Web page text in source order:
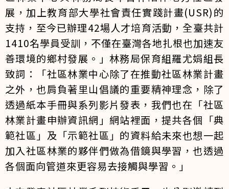
展，加上教育部大學社會責任實踐計畫(USR)的
支持，至今已辦理42場人才培育活動，全臺共計
1410名學員受訓，不僅在臺灣各地扎根也加速友
善環境的鄉村發展。」林務局保育組羅尤娟組長
致詞：「社區林業中心除了在推動社區林業計畫
之外，也肩負著里山倡議的重要精神理念，除了
透過紙本手冊與系列影片發表，我們也在「社區
林業計畫申辦資訊網」網站裡面，提共各個「典
範社區」及「示範社區」的資料給未來也想一起
加入社區林業的夥伴們做為借鏡與學習，也透過
各個面向管道來更容易去接觸與學習。」